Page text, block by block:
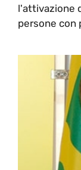
l'attivazione
persone con